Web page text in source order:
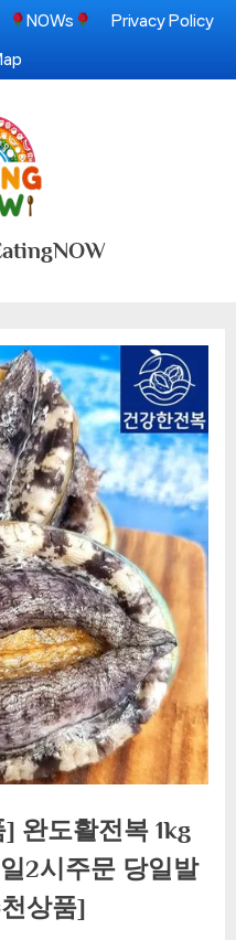
NOWs Privacy Policy
완도활전복 1kg
2시주문 당일발
상품]